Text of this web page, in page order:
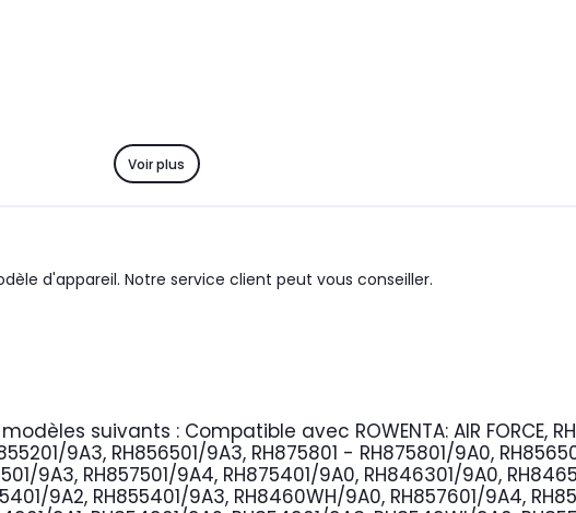
Voir plus
d'appareil. Notre service client peut vous conseiller.
suivants : Compatible avec ROWENTA: AIR FORCE,
9A3, RH856501/9A3, RH875801 - RH875801/9A0,
9A3, RH857501/9A4, RH875401/9A0, RH846301/9A0,
9A2, RH855401/9A3, RH8460WH/9A0, RH857601/9A4,